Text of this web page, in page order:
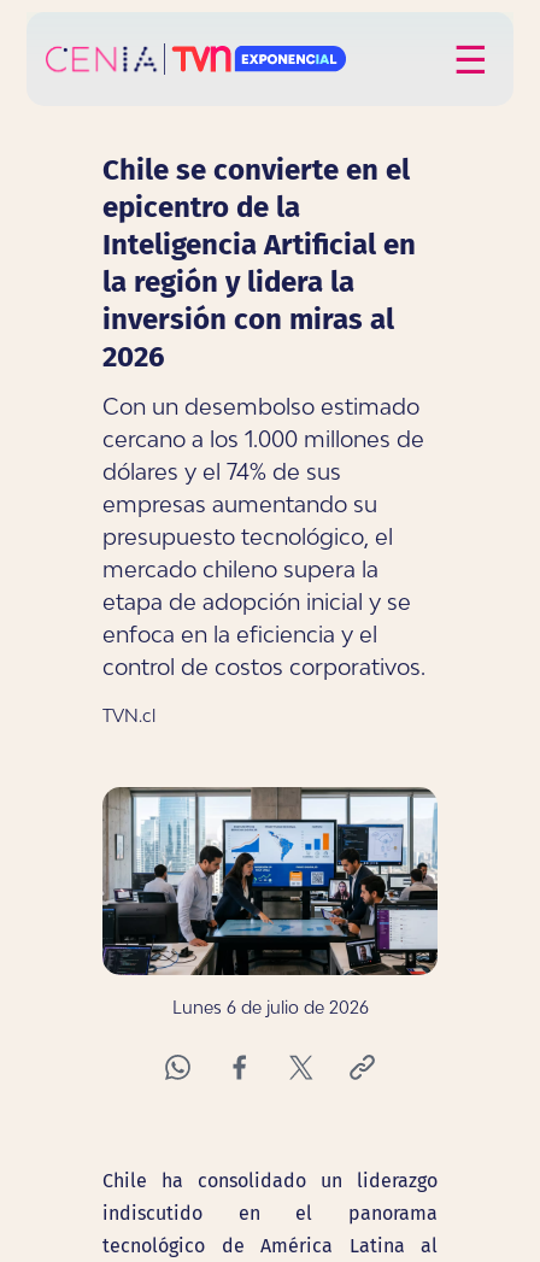
☰
Chile se convierte en el
epicentro de la
Inteligencia Artificial en
la región y lidera la
inversión con miras al
2026
Con un desembolso estimado
cercano a los 1.000 millones de
dólares y el 74% de sus
empresas aumentando su
presupuesto tecnológico, el
mercado chileno supera la
etapa de adopción inicial y se
enfoca en la eficiencia y el
control de costos corporativos.
TVN.cl
Lunes 6 de julio de 2026
Chile ha consolidado un liderazgo
indiscutido en el panorama
tecnológico de América Latina al